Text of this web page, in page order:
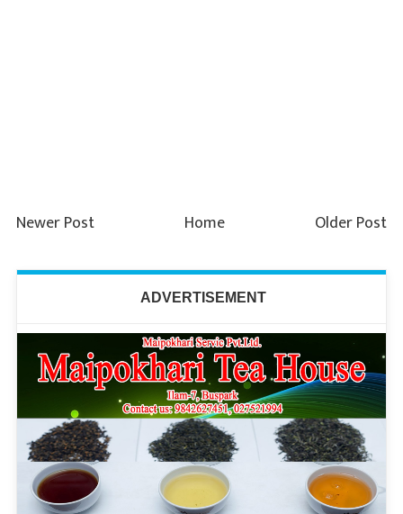
Newer Post Older Post
Home
ADVERTISEMENT